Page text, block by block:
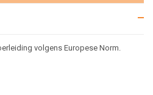
volgens Europese Norm.